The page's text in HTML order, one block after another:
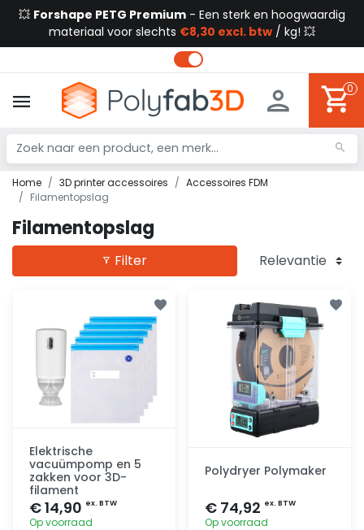
💥 Forshape PETG Premium - Een sterk en hoogwaardig
materiaal voor slechts €8,30 excl. btw / kg! 💥
0
Home 3D printer accessoires
Accessoires FDM
Filamentopslag
Filamentopslag
Filter
Elektrische
vacuümpomp en 5
zakken voor 3D-
filament
€ 14,90 ex. BTW
Op voorraad
Polydryer Polymaker
€ 74,92 ex. BTW
Op voorraad